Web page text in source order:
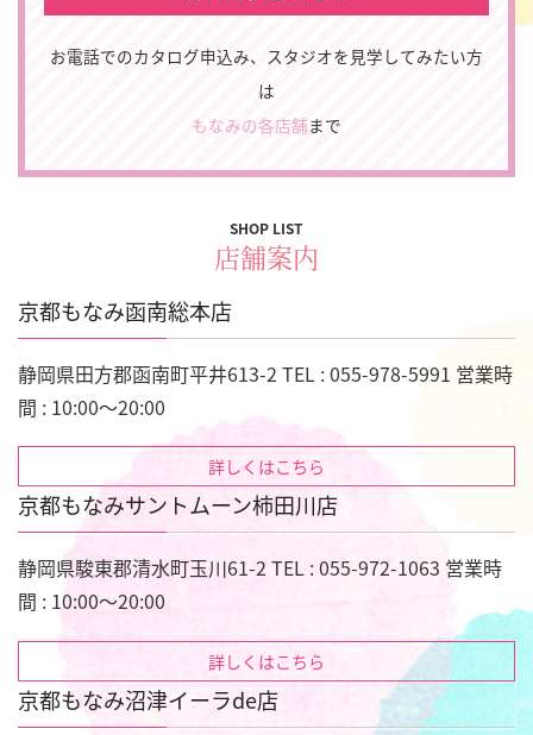
お電話でのカタログ申込み、スタジオを見学してみたい方
は
もなみの各店舗まで
SHOP LIST
店舗案内
京都もなみ函南総本店
静岡県田方郡函南町平井613-2 TEL : 055-978-5991 営業時
間 : 10:00～20:00
詳しくはこちら
京都もなみサントムーン柿田川店
静岡県駿東郡清水町玉川61-2 TEL : 055-972-1063 営業時
間 : 10:00～20:00
詳しくはこちら
京都もなみ沼津イーラde店